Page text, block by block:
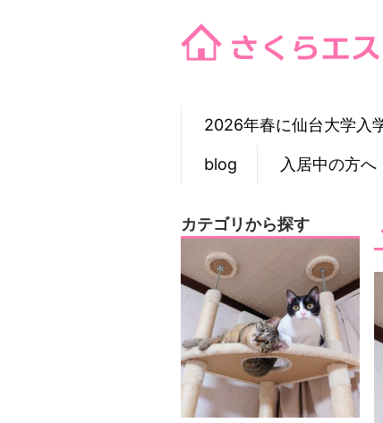
2026年春に仙台大学入
blog 入居中の方へ
カテゴリから探す